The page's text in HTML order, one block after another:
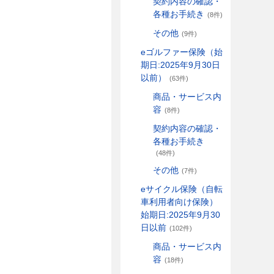
各種お手続き
(8件)
その他 (9件)
eゴルファー保険（始
期日:2025年9月30日
以前）
(63件)
商品・サービス内
容 (8件)
契約内容の確認・
各種お手続き
(48件)
その他 (7件)
eサイクル保険（自転
車利用者向け保険）
始期日:2025年9月30
日以前 (102件)
商品・サービス内
容 (18件)